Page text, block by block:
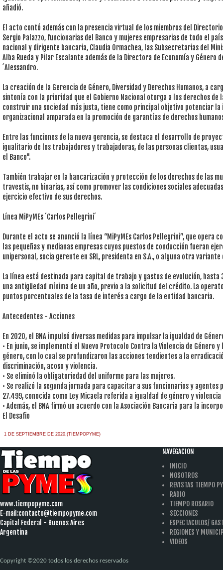
añadió.
El acto contó además con la presencia virtual de los miembros del
Sergio Palazzo, funcionarias del Banco y mujeres empresarias de todo el
nacional y dirigente bancaria, Claudia Ormachea, las Subsecretarias del
Alba Rueda y Pilar Escalante además de la Directora de Economía y Género
´Alessandro.
La creación de la Gerencia de Género, Diversidad y Derechos Humanos, a
sintonía con la prioridad que el Gobierno Nacional otorga a los derechos de
construir una sociedad más justa, tiene como principal objetivo potenciar
organizacional amparada en la promoción de garantías de derechos
Entre las funciones de la nueva gerencia, se destaca el desarrollo de
igualitario de los trabajadores y trabajadoras, de las personas clientas,
el Banco".
También trabajar en la bancarización y protección de los derechos de las
travestis, no binarias, así como promover las condiciones sociales
ejercicio efectivo de sus derechos.
Línea MiPyMEs ´Carlos Pellegrini´
Durante el acto se anunció la línea “MiPyMEs Carlos Pellegrini”, que opera
las pequeñas y medianas empresas cuyos puestos de conducción fueran
unipersonal, socia gerente en SRL, presidenta en S.A., o alguna otra
La línea está destinada para capital de trabajo y gastos de evolución, hasta
una antigüedad mínima de un año, previo a la solicitud del crédito. La
puntos porcentuales de la tasa de interés a cargo de la entidad bancaria.
Antecedentes - Acciones
En 2020, el BNA impulsó diversas medidas para impulsar la igualdad de
• En junio, se implementó el Nuevo Protocolo Contra la Violencia de Género
género, con lo cual se profundizaron las acciones tendientes a la
discriminación, acoso y violencia.
• Se eliminó la obligatoriedad del uniforme para las mujeres.
• Se realizó la segunda jornada para capacitar a sus funcionarios y agentes
27.499, conocida como Ley Micaela referida a igualdad de género y
• Además, el BNA firmó un acuerdo con la Asociación Bancaria para la
El Desafio
1 DE SEPTIEMBRE DE 2020.(TIEMPOPYME)
www.tiempopyme.com
E-mail:contacto@tiempopyme.com
Capital Federal - Buenos Aires
Argentina
NAVEGACION
INICIO
NOSOTROS
REVISTAS TIEMPO
RADIO
TIEMPO ROSARIO
SECCIONES
ESPECTACULOS/
REGIONES Y
VIDEOS
Copyright ©2020 todos los derechos reservados